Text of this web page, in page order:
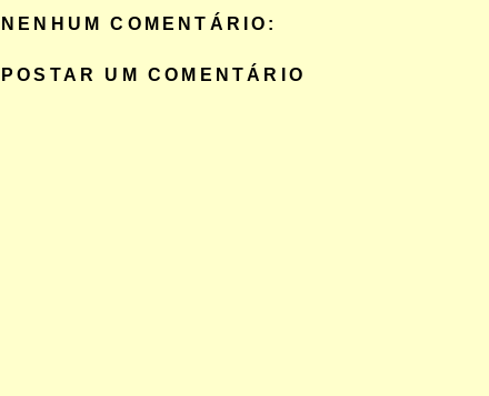
NENHUM COMENTÁRIO:
POSTAR UM COMENTÁRIO